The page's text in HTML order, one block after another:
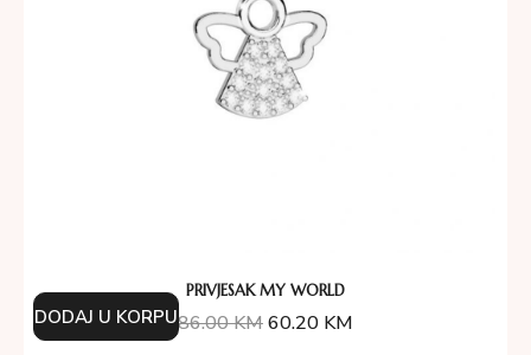
PRIVJESAK MY WORLD
86.00KM60.20 KM
DODAJ U KORPU